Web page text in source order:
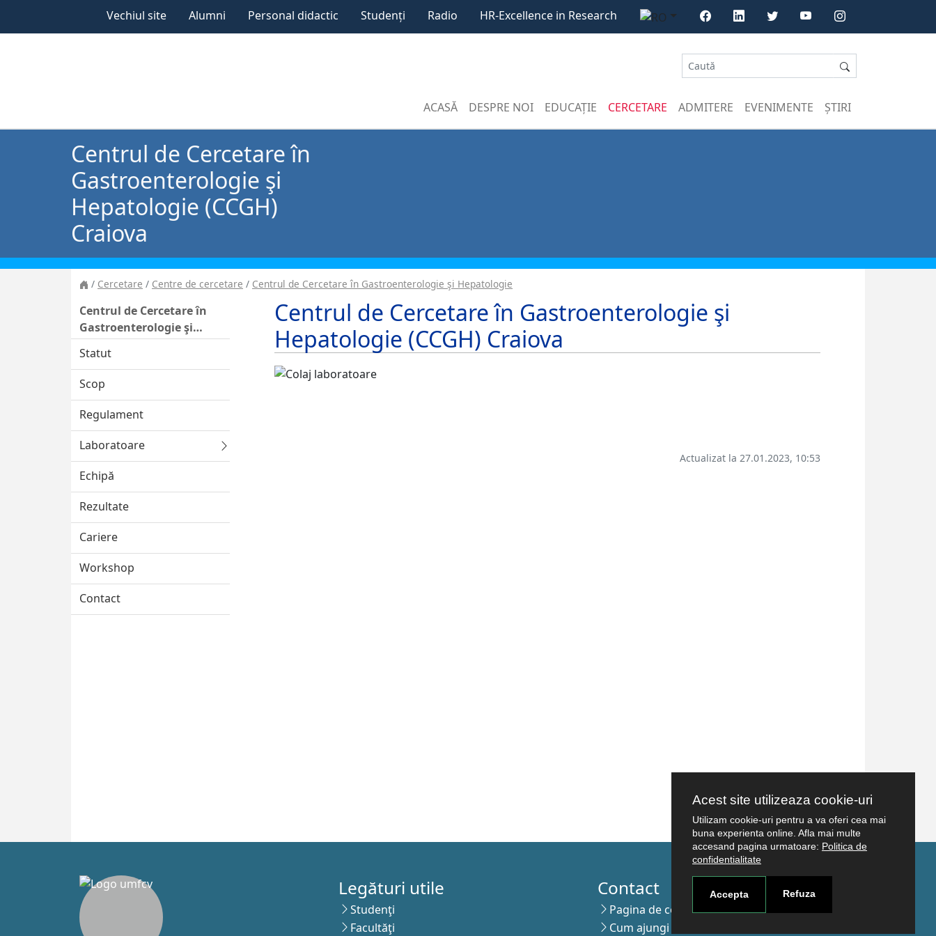
Acest site utilizeaza cookie-uri
Utilizam cookie-uri pentru a va oferi cea mai
buna experienta online. Afla mai multe
accesand pagina urmatoare: Politica de
confidentialitate
Accepta Refuza
Vechiul site Alumni Personal didactic Studenți Radio HR-Excellence in Research
ACASĂ DESPRE NOI EDUCAȚIE CERCETARE ADMITERE EVENIMENTE ȘTIRI
Centrul de Cercetare în
Gastroenterologie şi
Hepatologie (CCGH)
Craiova
Cercetare Centre de cercetare Centrul de Cercetare în Gastroenterologie şi Hepatologie
Centrul de Cercetare în
Gastroenterologie şi
Hepatologie
Statut
Scop
Regulament
Laboratoare
Echipă
Rezultate
Cariere
Workshop
Contact
Centrul de Cercetare în Gastroenterologie şi
Hepatologie (CCGH) Craiova
Actualizat la 27.01.2023, 10:53
Legături utile
Studenţi
Facultăţi
Contact
Pagina de contact
Cum ajungi aici